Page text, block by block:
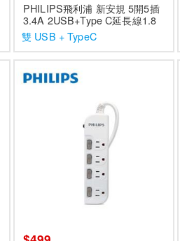
PHILIPS飛利浦 新安規 5開5插
3.4A 2USB+Type C延長線1.8
米 (白色) CHP4756WA/96
雙 USB + TypeC